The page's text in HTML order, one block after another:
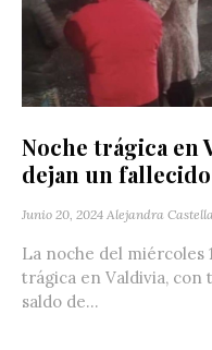
Noche trágica en
dejan un
Junio 20, 2024 Alejandra
La noche del miércoles
trágica en Valdivia, con
saldo de...